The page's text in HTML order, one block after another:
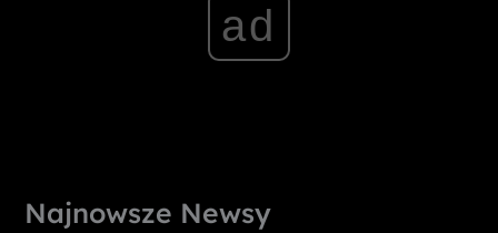
ad
Najnowsze Newsy